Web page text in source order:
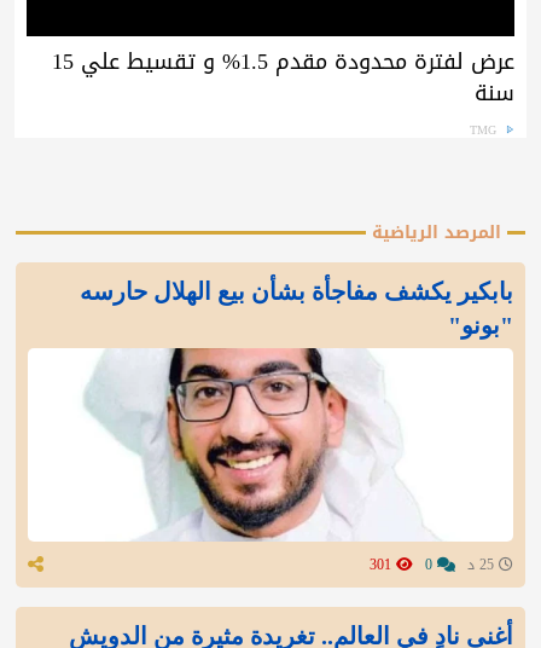
عرض لفترة محدودة مقدم 1.5% و تقسيط علي 15
سنة
TMG
المرصد الرياضية
بابكير يكشف مفاجأة بشأن بيع الهلال حارسه
"بونو"
أغنى نادٍ في العالم.. تغريدة مثيرة من الدويش